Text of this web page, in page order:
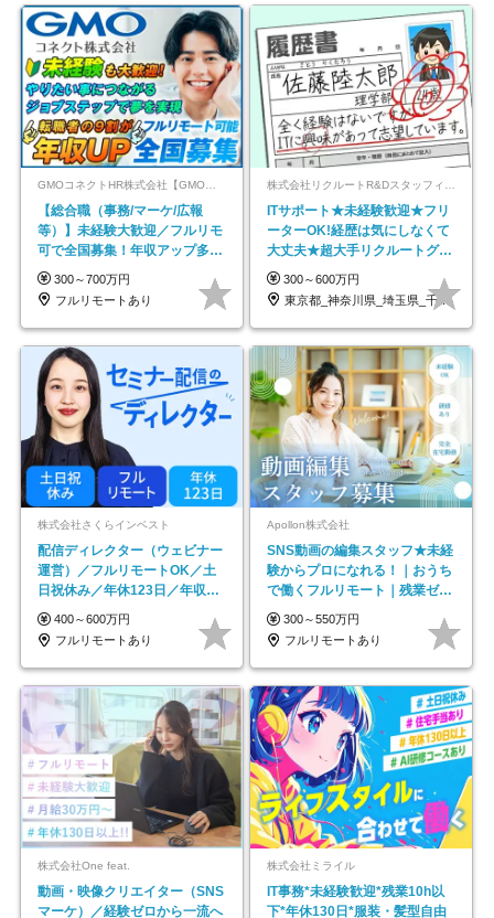
GMOコネクトHR株式会社【GMOインターネットグループ】
【総合職（事務/マーケ/広報
等）】未経験大歓迎／フルリモ
可で全国募集！年収アップ多数
★年休最大130日★
300～700万円
フルリモートあり
ITサポート★未経験歓迎★フリ
ーターOK!経歴は気にしなくて
大丈夫★超大手リクルートグル
ープの正社員/sg
300～600万円
東京都_神奈川県_埼玉県_千葉県_大阪府…
株式会社さくらインベスト
配信ディレクター（ウェビナー
運営）／フルリモートOK／土
日祝休み／年休123日／年収
600万円可
400～600万円
フルリモートあり
Apollon株式会社
SNS動画の編集スタッフ★未経
験からプロになれる！｜おうち
で働くフルリモート｜残業ゼロ
で18時退勤◎
300～550万円
フルリモートあり
株式会社One feat.
動画・映像クリエイター（SNS
マーケ）／経験ゼロから一流へ
株式会社ミライル
IT事務*未経験歓迎*残業10h以
下*年休130日*服装・髪型自由